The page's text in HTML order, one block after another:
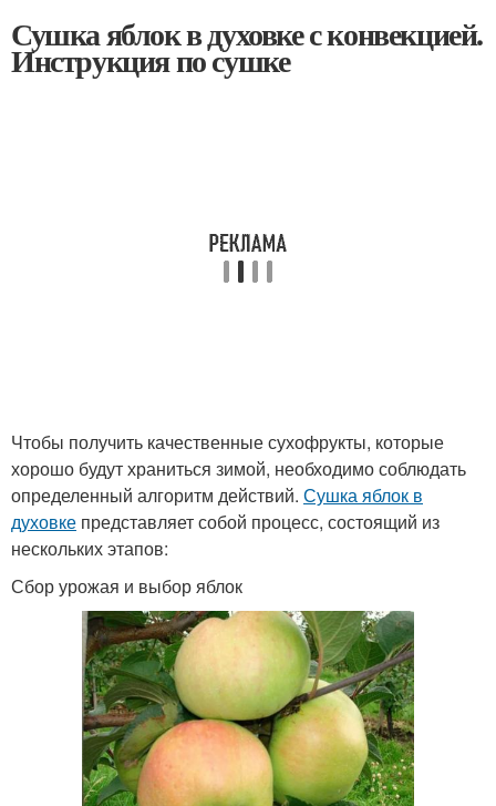
Сушка яблок в духовке с конвекцией.
Инструкция по сушке
Чтобы получить качественные сухофрукты, которые
хорошо будут храниться зимой, необходимо соблюдать
определенный алгоритм действий. Сушка яблок в
духовке представляет собой процесс, состоящий из
нескольких этапов:
Сбор урожая и выбор яблок